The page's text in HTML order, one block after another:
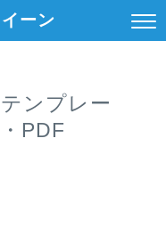
ーン
ンプレー
PDF